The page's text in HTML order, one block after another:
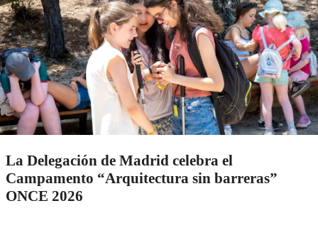
La Delegación de Madrid celebra el
Campamento “Arquitectura sin barreras”
ONCE 2026